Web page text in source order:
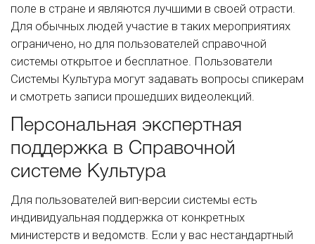
поле в стране и являются лучшими в своей отрасти.
Для обычных людей участие в таких мероприятиях
ограничено, но для пользователей справочной
системы открытое и бесплатное. Пользователи
Системы Культура могут задавать вопросы спикерам
и смотреть записи прошедших видеолекций.
Персональная экспертная
поддержка в Справочной
системе Культура
Для пользователей вип-версии системы есть
индивидуальная поддержка от конкретных
министерств и ведомств. Если у вас нестандартный